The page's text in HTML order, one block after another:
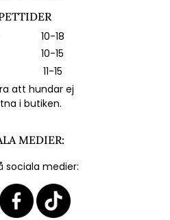
10-18
10-15
11-15
att hundar ej
i butiken.
MEDIER:
sociala medier: